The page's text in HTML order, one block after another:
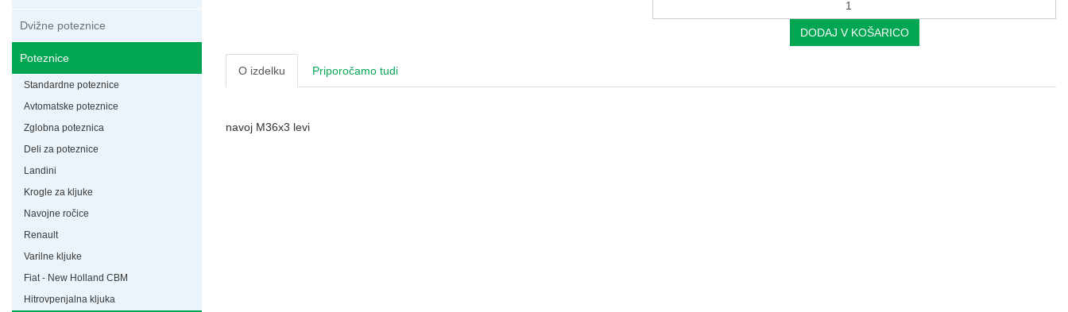
Dvižne poteznice
Poteznice
Standardne poteznice
Avtomatske poteznice
Zglobna poteznica
Deli za poteznice
Landini
Krogle za kljuke
Navojne ročice
Renault
Varilne kljuke
Fiat - New Holland CBM
Hitrovpenjalna kljuka
DODAJ V KOŠARICO
O izdelku Priporočamo tudi
navoj M36x3 levi